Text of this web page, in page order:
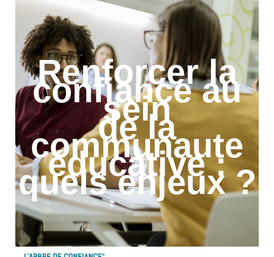
Renforcer la
confiance au
sein
de la
communaute
éducative :
quels enjeux ?